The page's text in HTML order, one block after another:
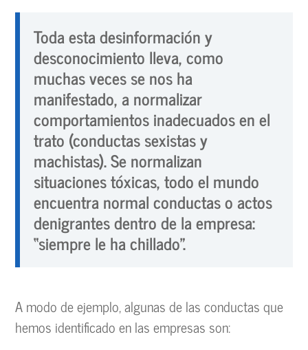
Toda esta desinformación y
desconocimiento lleva, como
muchas veces se nos ha
manifestado, a normalizar
comportamientos inadecuados en el
trato (conductas sexistas y
machistas). Se normalizan
situaciones tóxicas, todo el mundo
encuentra normal conductas o actos
denigrantes dentro de la empresa:
“siempre le ha chillado”.
A modo de ejemplo, algunas de las conductas que
hemos identificado en las empresas son: